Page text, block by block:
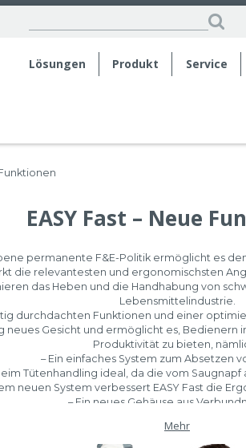
Lösungen Produkt Service
EASY Fast – Neue
permanente F&E-Politik ermöglicht es
die relevantesten und ergonomischsten
das Heben und die Handhabung von
Lebensmittelindustrie.
durchdachten Funktionen und einer
neues Gesicht und ermöglicht es,
Produktivität zu bieten,
– Ein einfaches System zum Absetzen
Tütenhandling ideal, da die vom
neuen System verbessert EASY Fast die
– Ein neues Gehäuse aus
eine höhere Arbeitsgeschwindigkeit der
den reibungslosen Transport von Lasten, die
Mehr